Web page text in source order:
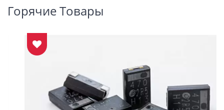
Горячие Товары